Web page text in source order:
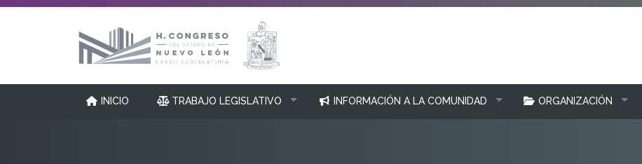
INICIO TRABAJO LEGISLATIVO INFORMACIÓN A LA COMUNIDAD ORGANIZACIÓN